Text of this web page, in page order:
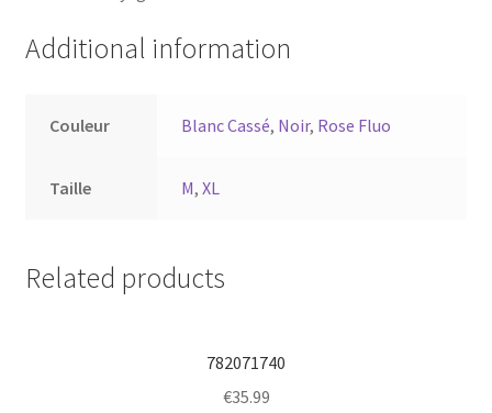
Additional information
Couleur Blanc Cassé, Noir, Rose Fluo
Taille M,XL
Related products
782071740
€35.99